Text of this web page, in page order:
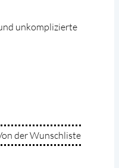
unkomplizierte
der Wunschliste